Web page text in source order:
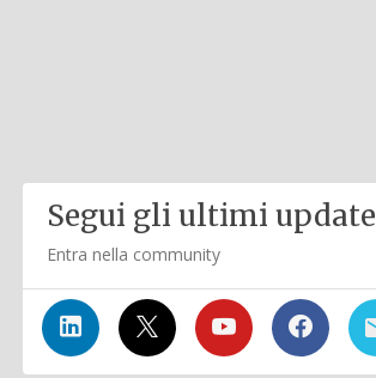
Segui gli ultimi update
Entra nella community